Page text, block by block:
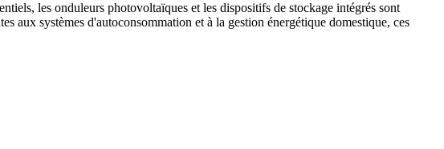
les onduleurs photovoltaïques et les dispositifs de stockage intégrés sont
aux systèmes d'autoconsommation et à la gestion énergétique domestique, ces